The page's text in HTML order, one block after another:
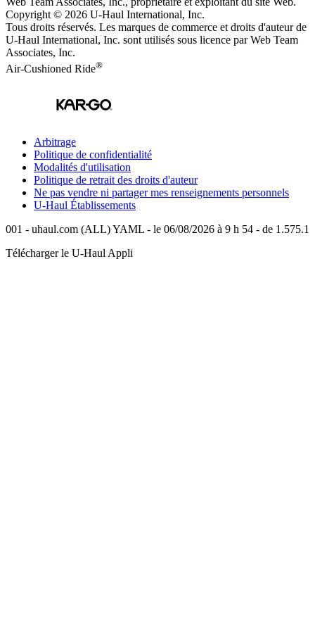
Copyright © 2026 U-Haul International, Inc.
Tous droits réservés. Les marques de commerce et droits d'auteur de
U-Haul International, Inc. sont utilisés sous licence par Web Team
Associates, Inc.
Air-Cushioned Ride®
Arbitrage
Politique de confidentialité
Modalités d'utilisation
Politique de retrait des droits d'auteur
Ne pas vendre ni partager mes renseignements personnels
U-Haul Établissements
001 - uhaul.com (ALL) YAML - le 06/08/2026 à 9 h 54 - de 1.575.1
Télécharger le U-Haul Appli